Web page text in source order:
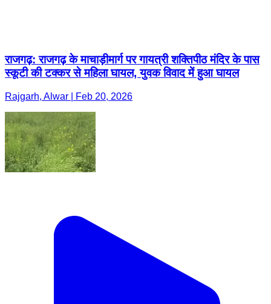
राजगढ़: राजगढ़ के माचाड़ीमार्ग पर गायत्री शक्तिपीठ मंदिर के पास
स्कूटी की टक्कर से महिला घायल, युवक विवाद में हुआ घायल
Rajgarh, Alwar | Feb 20, 2026